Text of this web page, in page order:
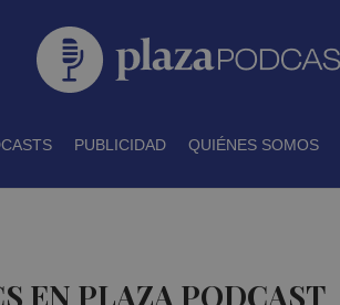
PUBLICIDAD QUIÉNES SOMOS
EN PLAZA PODCAST